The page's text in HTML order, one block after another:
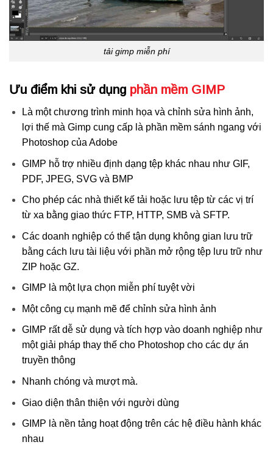
tải gimp miễn phí
Ưu điểm khi sử dụng phần mềm GIMP
Là một chương trình minh họa và chỉnh sửa hình ảnh,
lợi thế mà Gimp cung cấp là phần mềm sánh ngang với
Photoshop của Adobe
GIMP hỗ trợ nhiều định dạng tệp khác nhau như GIF,
PDF, JPEG, SVG và BMP
Cho phép các nhà thiết kế tải hoặc lưu tệp từ các vị trí
từ xa bằng giao thức FTP, HTTP, SMB và SFTP.
Các doanh nghiệp có thể tận dụng không gian lưu trữ
bằng cách lưu tài liệu với phần mở rộng tệp lưu trữ như
ZIP hoặc GZ.
GIMP là một lựa chọn miễn phí tuyệt vời
Một công cụ mạnh mẽ để chỉnh sửa hình ảnh
GIMP rất dễ sử dụng và tích hợp vào doanh nghiệp như
một giải pháp thay thế cho Photoshop cho các dự án
truyền thông
Nhanh chóng và mượt mà.
Giao diện thân thiện với người dùng
GIMP là nền tảng hoạt động trên các hệ điều hành khác
nhau